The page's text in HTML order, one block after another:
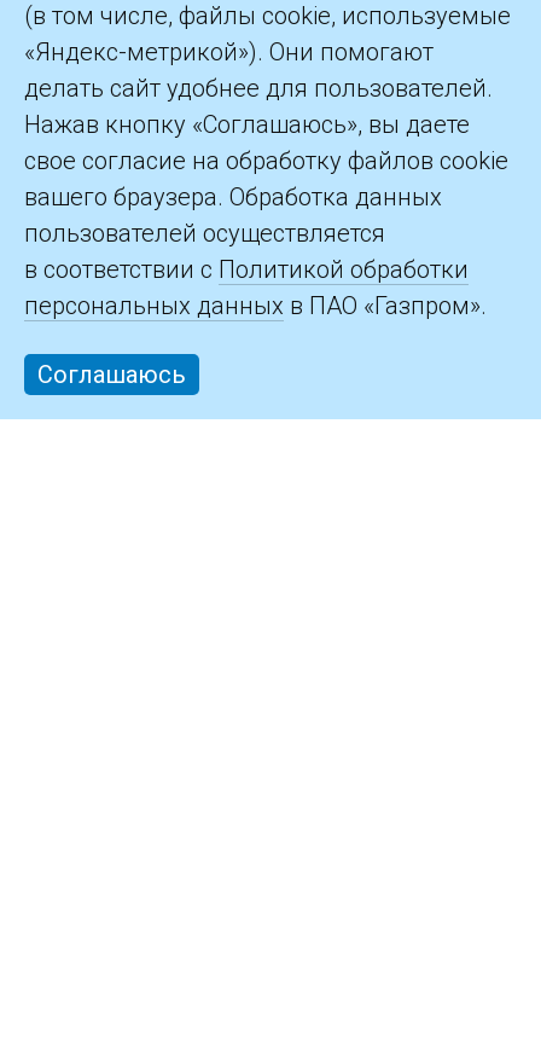
©2026 ПАО «Газпром»
Контакты
(в том числе, файлы cookie, используемые
«Яндекс-метрикой»). Они помогают
делать сайт удобнее для пользователей.
Нажав кнопку «Соглашаюсь», вы даете
свое согласие на обработку файлов cookie
вашего браузера. Обработка данных
пользователей осуществляется
в соответствии с Политикой обработки
персональных данных в ПАО «Газпром».
Соглашаюсь